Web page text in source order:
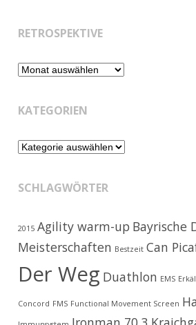
RETROSPEKTIVE
Retrospektive
KATEGORIEN
Kategorien
SCHLAGWÖRTER
2015 Agility warm-up Bayrische
Meisterschaften Bestzeit Can
Der Weg Duathlon EMS
Concord FMS Functional Movement Screen